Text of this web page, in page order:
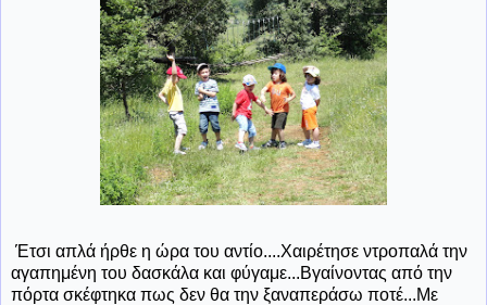
Έτσι απλά ήρθε η ώρα του αντίο....Χαιρέτησε ντροπαλά την
αγαπημένη του δασκάλα και φύγαμε...Βγαίνοντας από την
πόρτα σκέφτηκα πως δεν θα την ξαναπεράσω ποτέ...Με